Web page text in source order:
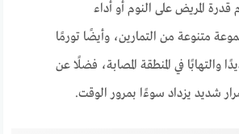
قدرة المريض على النوم أو أداء
متنوعة من التمارين، وأيضًا تورمًا
والتهابًا في المنطقة المصابة، فضلًا عن
شديد يزداد سوءًا بمرور الوقت.